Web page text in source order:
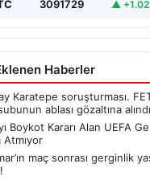
3091729 ▲
Haberler
Karatepe soruşturması.
ablası gözaltına alındı
Boykot Kararı Alan UEFA
Atmıyor
maç sonrası gerginlik